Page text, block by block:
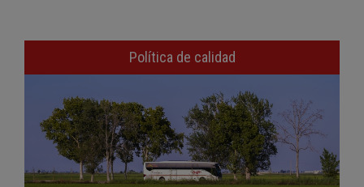
Política de calidad